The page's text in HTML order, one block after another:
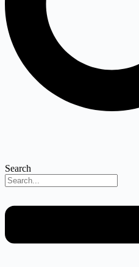
Search